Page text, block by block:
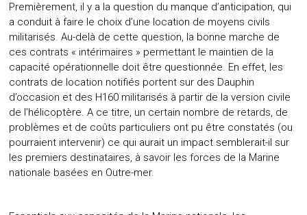
Premièrement, il y a la question du manque d’anticipation, qui
a conduit à faire le choix d’une location de moyens civils
militarisés. Au-delà de cette question, la bonne marche de
ces contrats « intérimaires » permettant le maintien de la
capacité opérationnelle doit être questionnée. En effet, les
contrats de location notifiés portent sur des Dauphin
d’occasion et des H160 militarisés à partir de la version civile
de l’hélicoptère. A ce titre, un certain nombre de retards, de
problèmes et de coûts particuliers ont pu être constatés (ou
pourraient intervenir) ce qui aurait un impact semblerait-il sur
les premiers destinataires, à savoir les forces de la Marine
nationale basées en Outre-mer.